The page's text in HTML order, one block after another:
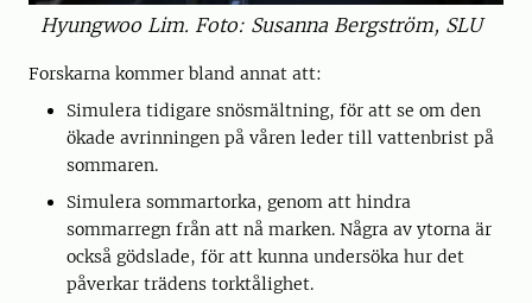
Hyungwoo Lim. Foto: Susanna Bergström, SLU
Forskarna kommer bland annat att:
Simulera tidigare snösmältning, för att se om den
ökade avrinningen på våren leder till vattenbrist på
sommaren.
Simulera sommartorka, genom att hindra
sommarregn från att nå marken. Några av ytorna är
också gödslade, för att kunna undersöka hur det
påverkar trädens torktålighet.